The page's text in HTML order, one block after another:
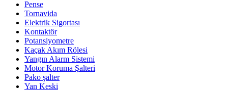
Pense
Tornavida
Elektrik Sigortası
Kontaktör
Potansiyometre
Kaçak Akım Rölesi
Yangın Alarm Sistemi
Motor Koruma Şalteri
Pako şalter
Yan Keski